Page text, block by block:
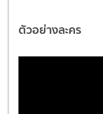
ตัวอย่างละคร